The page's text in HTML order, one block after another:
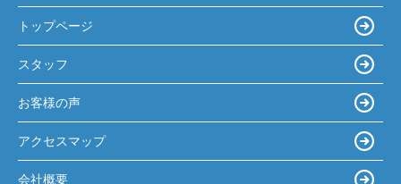
トップページ
スタッフ
お客様の声
アクセスマップ
会社概要